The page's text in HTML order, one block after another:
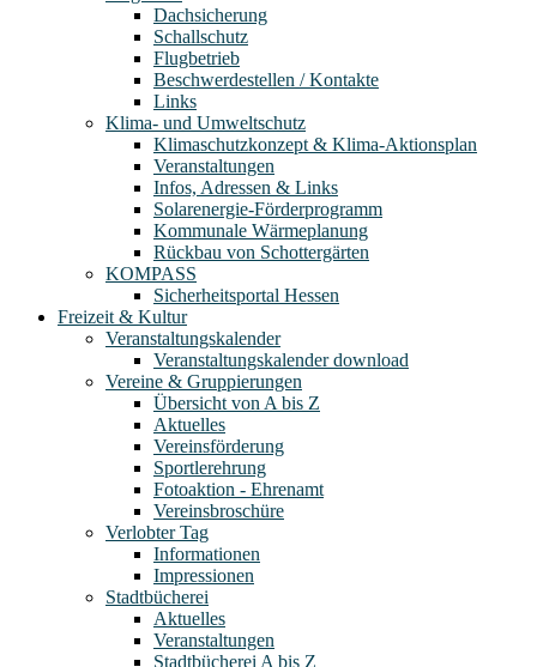
Dachsicherung
Schallschutz
Flugbetrieb
Beschwerdestellen / Kontakte
Links
Klima- und Umweltschutz
Klimaschutzkonzept & Klima-Aktionsplan
Veranstaltungen
Infos, Adressen & Links
Solarenergie-Förderprogramm
Kommunale Wärmeplanung
Rückbau von Schottergärten
KOMPASS
Sicherheitsportal Hessen
Freizeit & Kultur
Veranstaltungskalender
Veranstaltungskalender download
Vereine & Gruppierungen
Übersicht von A bis Z
Aktuelles
Vereinsförderung
Sportlerehrung
Fotoaktion - Ehrenamt
Vereinsbroschüre
Verlobter Tag
Informationen
Impressionen
Stadtbücherei
Aktuelles
Veranstaltungen
Stadtbücherei A bis Z